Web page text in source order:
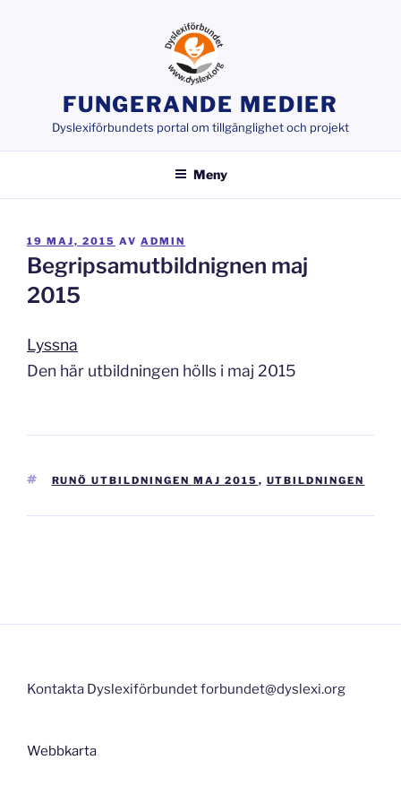
FUNGERANDE MEDIER
Dyslexiförbundets portal om tillgänglighet och projekt
Meny
PUBLICERAT
19 MAJ, 2015 AV ADMIN
Begripsamutbildnignen maj
2015
Lyssna
Den här utbildningen hölls i maj 2015
TAGGAR
RUNÖ UTBILDNINGEN MAJ 2015 , UTBILDNINGEN
Kontakta Dyslexiförbundet forbundet@dyslexi.org
Webbkarta